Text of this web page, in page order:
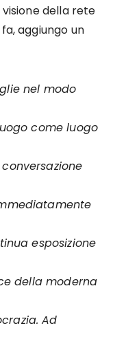
della rete
aggiungo un
nel modo
come luogo
esposizione
della moderna
Ad